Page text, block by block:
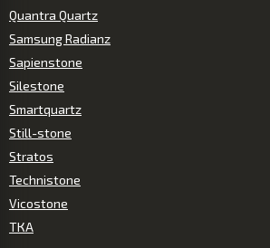
Quantra Quartz
Samsung Radianz
Sapienstone
Silestone
Smartquartz
Still-stone
Stratos
Technistone
Vicostone
ТКА